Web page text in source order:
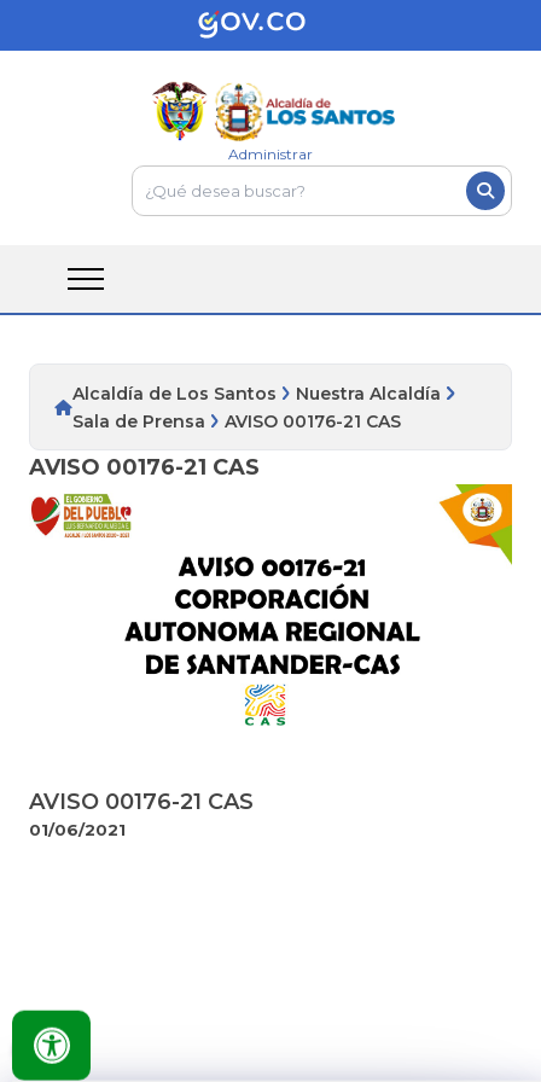
Administrar
Alcaldía de Los Santos
Nuestra Alcaldía
Sala de Prensa
AVISO 00176-21 CAS
AVISO 00176-21 CAS
AVISO 00176-21 CAS
01/06/2021